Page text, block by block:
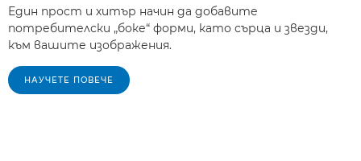
Един прост и хитър начин да добавите
потребителски „боке“ форми, като сърца и звезди,
към вашите изображения.
НАУЧЕТЕ ПОВЕЧЕ